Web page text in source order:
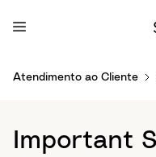
Atendimento ao Cliente
Important